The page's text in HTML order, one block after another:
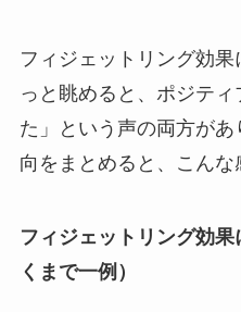
フィジェットリング効
っと眺めると、ポジテ
た」という声の両方が
向をまとめると、こんな
フィジェットリング効
くまで一例）